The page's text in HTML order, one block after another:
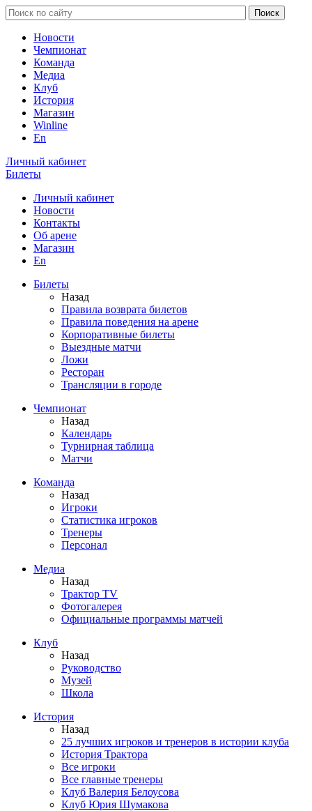
Новости
Чемпионат
Команда
Медиа
Клуб
История
Магазин
Winline
En
Личный кабинет
Билеты
Личный кабинет
Новости
Контакты
Об арене
Магазин
En
Билеты
Назад
Правила возврата билетов
Правила поведения на арене
Корпоративные билеты
Выездные матчи
Ложи
Ресторан
Трансляции в городе
Чемпионат
Назад
Календарь
Турнирная таблица
Матчи
Команда
Назад
Игроки
Статистика игроков
Тренеры
Персонал
Медиа
Назад
Трактор TV
Фотогалерея
Официальные программы матчей
Клуб
Назад
Руководство
Музей
Школа
История
Назад
25 лучших игроков и тренеров в истории клуба
История Трактора
Все игроки
Все главные тренеры
Клуб Валерия Белоусова
Клуб Юрия Шумакова